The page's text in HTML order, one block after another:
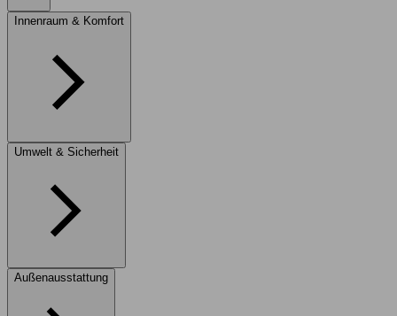
Innenraum & Komfort
Umwelt & Sicherheit
Außenausstattung